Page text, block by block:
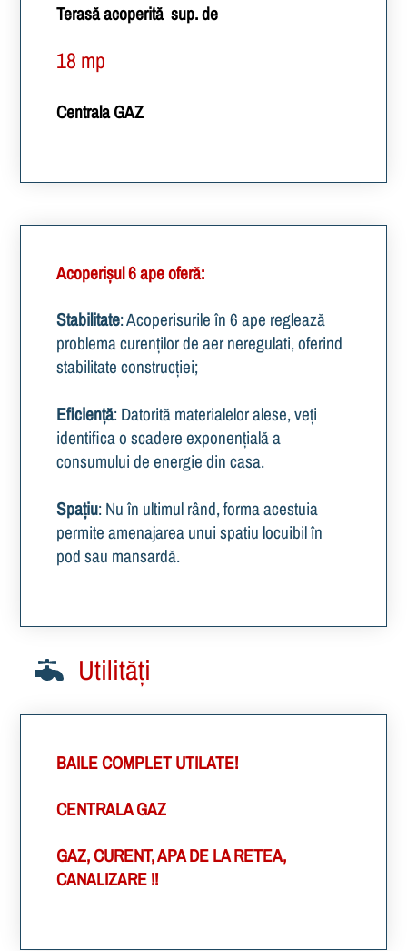
Terasă acoperită sup. de
18 mp
Centrala GAZ
Acoperișul 6 ape oferă:
Stabilitate: Acoperisurile în 6 ape reglează
problema curenților de aer neregulati, oferind
stabilitate construcției;
Eficiență: Datorită materialelor alese, veți
identifica o scadere exponențială a
consumului de energie din casa.
Spațiu: Nu în ultimul rând, forma acestuia
permite amenajarea unui spatiu locuibil în
pod sau mansardă.
Utilități
BAILE COMPLET UTILATE!
CENTRALA GAZ
GAZ, CURENT, APA DE LA RETEA,
CANALIZARE !!